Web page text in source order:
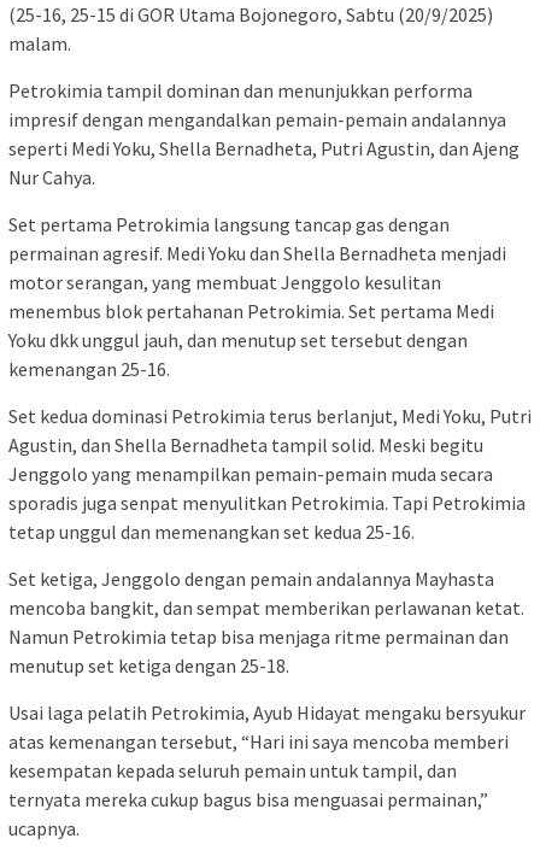
(25-16, 25-15 di GOR Utama Bojonegoro, Sabtu (20/9/2025)
malam.
Petrokimia tampil dominan dan menunjukkan performa
impresif dengan mengandalkan pemain-pemain andalannya
seperti Medi Yoku, Shella Bernadheta, Putri Agustin, dan Ajeng
Nur Cahya.
Set pertama Petrokimia langsung tancap gas dengan
permainan agresif. Medi Yoku dan Shella Bernadheta menjadi
motor serangan, yang membuat Jenggolo kesulitan
menembus blok pertahanan Petrokimia. Set pertama Medi
Yoku dkk unggul jauh, dan menutup set tersebut dengan
kemenangan 25-16.
Set kedua dominasi Petrokimia terus berlanjut, Medi Yoku, Putri
Agustin, dan Shella Bernadheta tampil solid. Meski begitu
Jenggolo yang menampilkan pemain-pemain muda secara
sporadis juga senpat menyulitkan Petrokimia. Tapi Petrokimia
tetap unggul dan memenangkan set kedua 25-16.
Set ketiga, Jenggolo dengan pemain andalannya Mayhasta
mencoba bangkit, dan sempat memberikan perlawanan ketat.
Namun Petrokimia tetap bisa menjaga ritme permainan dan
menutup set ketiga dengan 25-18.
Usai laga pelatih Petrokimia, Ayub Hidayat mengaku bersyukur
atas kemenangan tersebut, “Hari ini saya mencoba memberi
kesempatan kepada seluruh pemain untuk tampil, dan
ternyata mereka cukup bagus bisa menguasai permainan,”
ucapnya.